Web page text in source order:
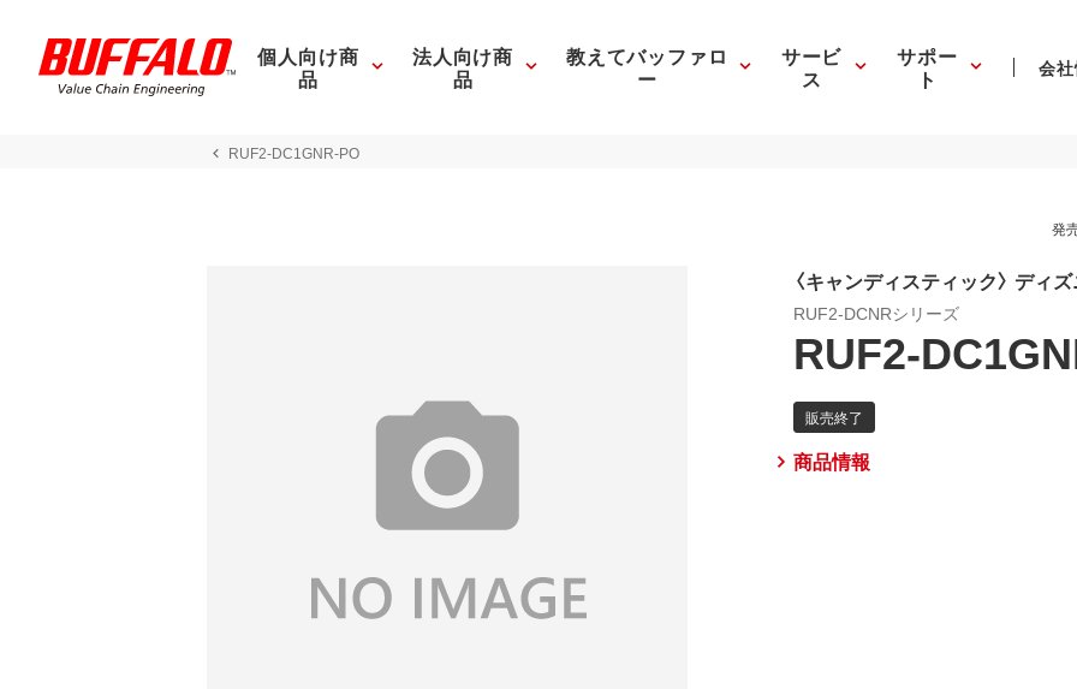
個人向け商
品
法人向け商
品
教えてバッファロ
ー
サービ
ス
サポー
ト 会
RUF2-DC1GNR-PO
発
〈キャンディスティック〉 ディ
RUF2-DCNRシリーズ
RUF2-
商品情報